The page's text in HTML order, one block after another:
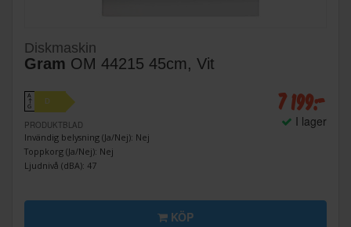
Diskmaskin
Gram OM 44215 45cm, Vit
A
↑
G
D
PRODUKTBLAD
Invändig belysning (Ja/Nej): Nej
Toppkorg (Ja/Nej): Nej
Ljudnivå (dBA): 47
7 199:-
I lager
KÖP